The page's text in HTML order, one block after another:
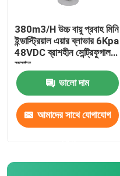
মিনি এয়ার ব্লাভার
ভ্যাকুয়াম ক্লিনার এয়ার ব্লাভার
বিএলডিসি ব্লাভার ফ্যান
380m3/H উচ্চ বায়ু প্রবাহ মিনি
ইন্ডাস্ট্রিয়াল এয়ার ব্লাভার 6Kpa
48VDC ব্রাশহীন সেন্ট্রিফুগাল
ফ্যান
ভালো দাম
আমাদের সাথে যোগাযোগ